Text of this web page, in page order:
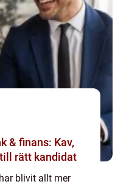
& finans: Kav,
rätt kandidat
blivit allt mer